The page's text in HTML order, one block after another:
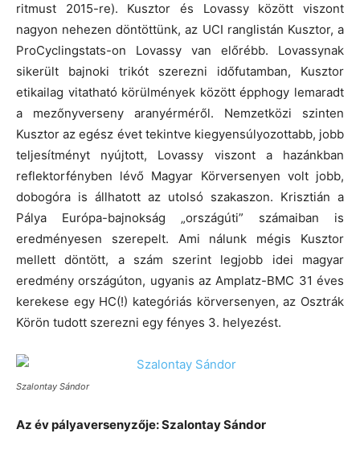
ritmust 2015-re). Kusztor és Lovassy között viszont
nagyon nehezen döntöttünk, az UCI ranglistán Kusztor, a
ProCyclingstats-on Lovassy van előrébb. Lovassynak
sikerült bajnoki trikót szerezni időfutamban, Kusztor
etikailag vitatható körülmények között épphogy lemaradt
a mezőnyverseny aranyérméről. Nemzetközi szinten
Kusztor az egész évet tekintve kiegyensúlyozottabb, jobb
teljesítményt nyújtott, Lovassy viszont a hazánkban
reflektorfényben lévő Magyar Körversenyen volt jobb,
dobogóra is állhatott az utolsó szakaszon. Krisztián a
Pálya Európa-bajnokság „országúti” számaiban is
eredményesen szerepelt. Ami nálunk mégis Kusztor
mellett döntött, a szám szerint legjobb idei magyar
eredmény országúton, ugyanis az Amplatz-BMC 31 éves
kerekese egy HC(!) kategóriás körversenyen, az Osztrák
Körön tudott szerezni egy fényes 3. helyezést.
Szalontay Sándor
Az év pályaversenyzője: Szalontay Sándor